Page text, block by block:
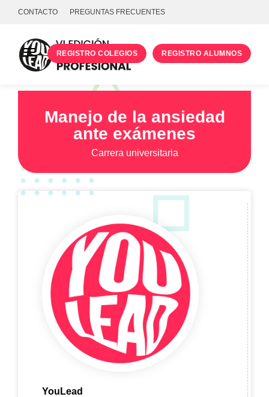
CONTACTO PREGUNTAS FRECUENTES
REGISTRO COLEGIOS REGISTRO ALUMNOS
TALLERES
UNIVERSIDADES
INICIA SESIÓN
Manejo de la ansiedad
ante exámenes
Carrera universitaria
YouLead